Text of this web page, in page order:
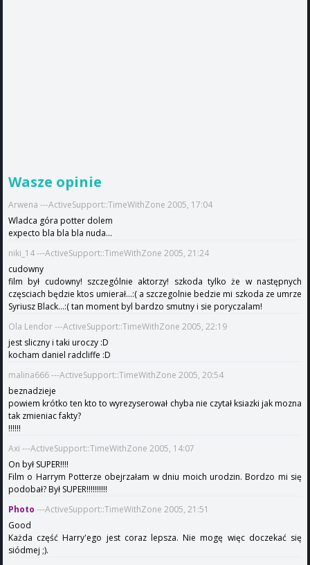
Wasze opinie
Arwena ---ActiveSupport::TimeWithZone 2005, 17:04
Wladca góra potter dolem
expecto bla bla bla nuda...
niki_14 ---ActiveSupport::TimeWithZone 2005, 21:24
cudowny
film był cudowny! szczególnie aktorzy! szkoda tylko że w następnych
częsciach będzie ktos umierał...:( a szczegolnie bedzie mi szkoda ze umrze
Syriusz Black...:( tan moment byl bardzo smutny i sie poryczalam!
Ola Lendor ---ActiveSupport::TimeWithZone 2005, 22:19
jest sliczny i taki uroczy :D
kocham daniel radcliffe :D
malina666 ---ActiveSupport::TimeWithZone 2005, 20:54
beznadzieje
powiem krótko ten kto to wyrezyserował chyba nie czytał ksiazki jak mozna
tak zmieniac fakty?
!!!!!!
Axi ---ActiveSupport::TimeWithZone 2005, 14:07
On był SUPER!!!!
Film o Harrym Potterze obejrzałam w dniu moich urodzin. Bordzo mi się
podobał? Był SUPER!!!!!!!!!!
Photo ---ActiveSupport::TimeWithZone 2005, 21:51
Good
Każda część Harry'ego jest coraz lepsza. Nie mogę więc doczekać się
siódmej ;).